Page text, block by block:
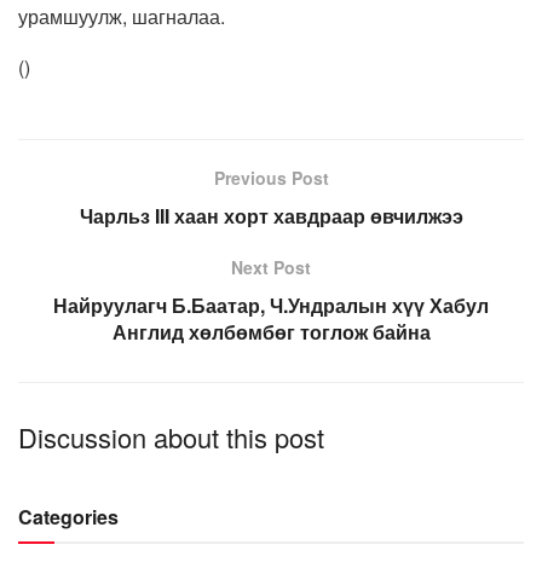
урамшуулж, шагналаа.
()
Previous Post
Чарльз III хаан хорт хавдраар өвчилжээ
Next Post
Найруулагч Б.Баатар, Ч.Ундралын хүү Хабул
Англид хөлбөмбөг тоглож байна
Discussion about this post
Categories